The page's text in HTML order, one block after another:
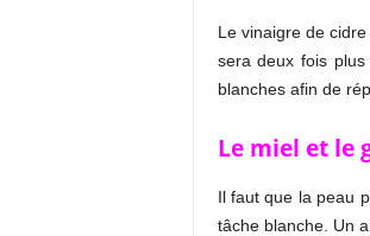
Le vinaigre de
sera deux fois
blanches afin de
Le miel et le
Il faut que la peau
tâche blanche. Un